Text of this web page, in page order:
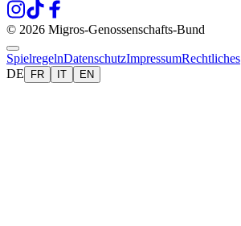
© 2026 Migros-Genossenschafts-Bund
SpielregelnDatenschutzImpressumRechtliches
DE
FR IT EN